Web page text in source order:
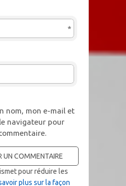
*
nom, mon e-mail et
navigateur pour
pour réduire les
plus sur la façon